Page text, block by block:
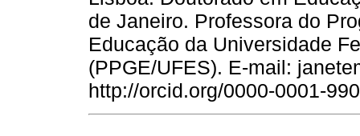
de Janeiro. Professora do
Educação da Universidade
(PPGE/UFES). E-mail:
http://orcid.org/0000-0001-